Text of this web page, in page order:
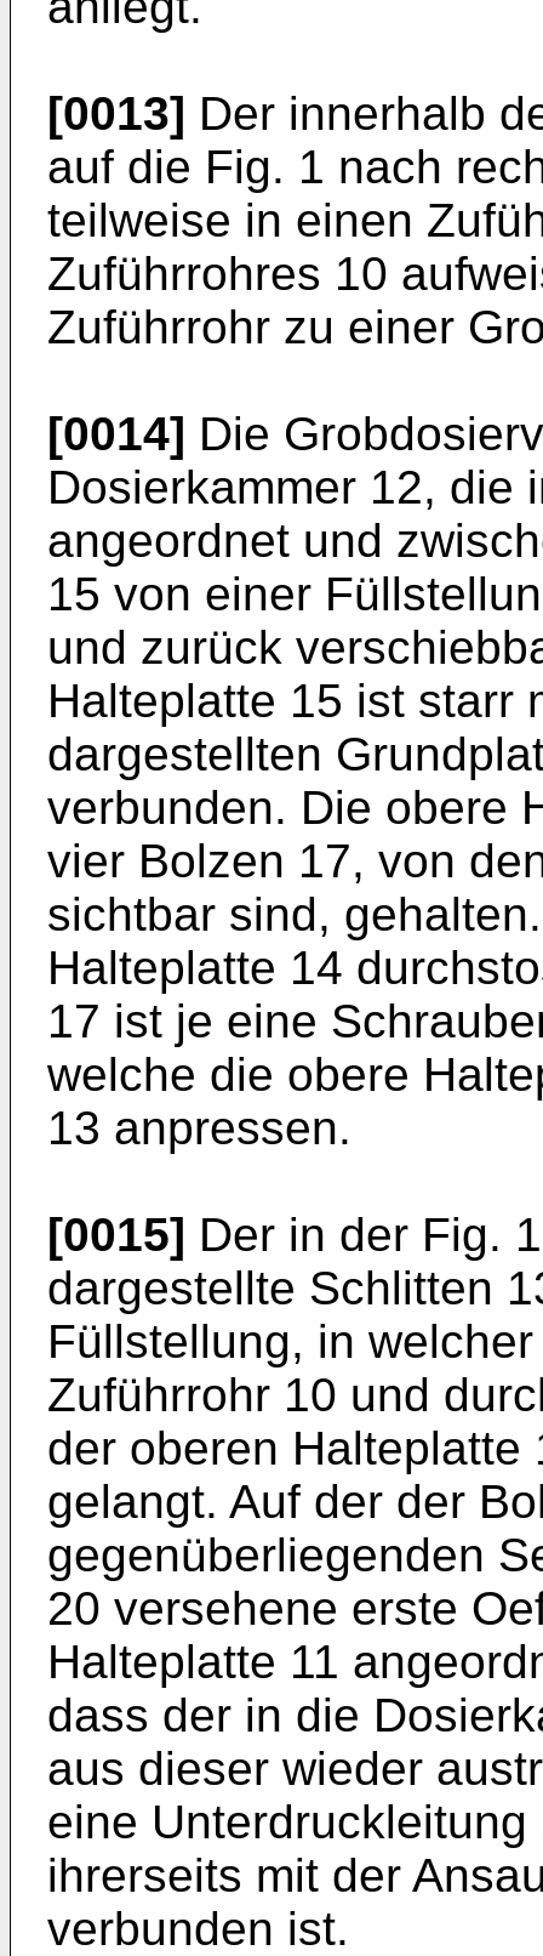
[0013] Der innerhalb
auf die Fig. 1 nach
teilweise in einen
Zuführrohres 10
Zuführrohr zu einer
[0014] Die
Dosierkammer 12, die
angeordnet und
15 von einer
und zurück
Halteplatte 15 ist starr
dargestellten
verbunden. Die obere
vier Bolzen 17, von
sichtbar sind,
Halteplatte 14
17 ist je eine
welche die obere
13 anpressen.
[0015] Der in der Fig.
dargestellte Schlitten
Füllstellung, in
Zuführrohr 10 und
der oberen Halteplatte
gelangt. Auf der der
gegenüberliegenden
20 versehene erste
Halteplatte 11
dass der in die
aus dieser wieder
eine
ihrerseits mit der
verbunden ist.